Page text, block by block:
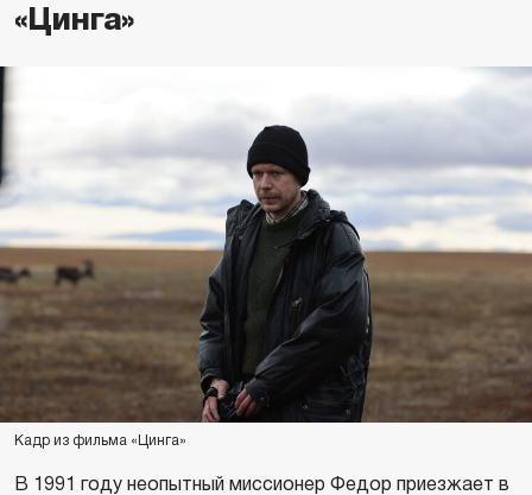
«Цинга»
Кадр из фильма «Цинга»
В 1991 году неопытный миссионер Федор приезжает в